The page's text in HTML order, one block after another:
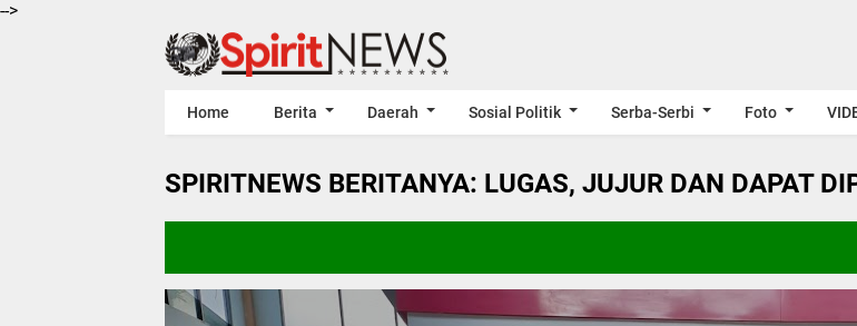
-->
Home Berita Daerah Sosial Politik Serba-Serbi Foto
SPIRITNEWS BERITANYA: LUGAS, JUJUR DAN DAPAT